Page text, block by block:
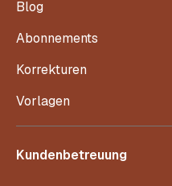
Blog
Abonnements
Korrekturen
Vorlagen
Kundenbetreuung